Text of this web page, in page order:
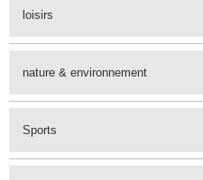
loisirs
nature & environnement
Sports